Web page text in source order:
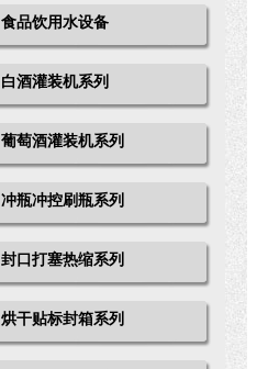
食品饮用水设备
白酒灌装机系列
葡萄酒灌装机系列
冲瓶冲控刷瓶系列
封口打塞热缩系列
烘干贴标封箱系列